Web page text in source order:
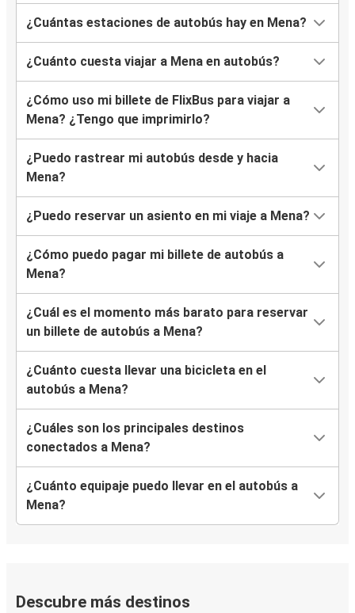
¿Cuántas estaciones de autobús hay en Mena?
¿Cuánto cuesta viajar a Mena en autobús?
¿Cómo uso mi billete de FlixBus para viajar a
Mena? ¿Tengo que imprimirlo?
¿Puedo rastrear mi autobús desde y hacia
Mena?
¿Puedo reservar un asiento en mi viaje a Mena?
¿Cómo puedo pagar mi billete de autobús a
Mena?
¿Cuál es el momento más barato para reservar
un billete de autobús a Mena?
¿Cuánto cuesta llevar una bicicleta en el
autobús a Mena?
¿Cuáles son los principales destinos
conectados a Mena?
¿Cuánto equipaje puedo llevar en el autobús a
Mena?
Descubre más destinos